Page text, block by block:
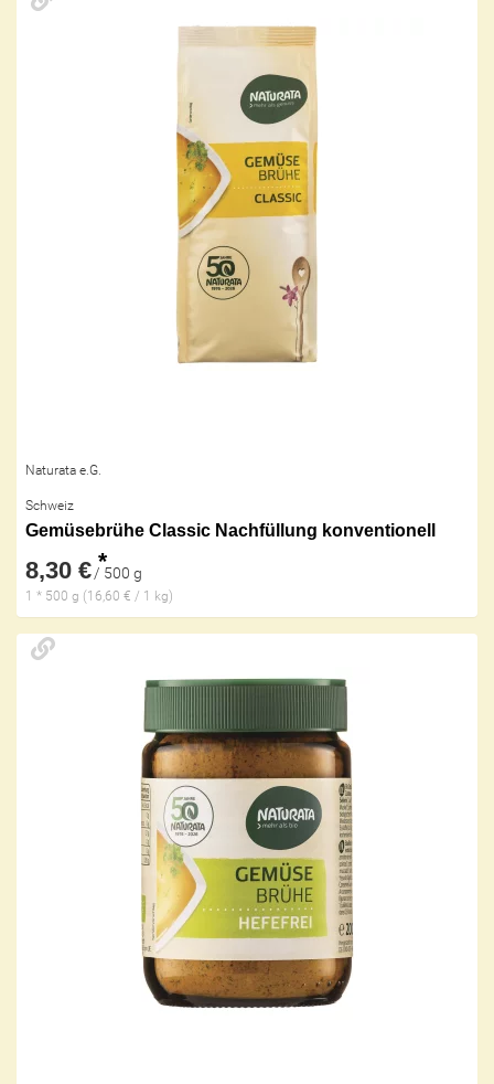
Naturata e.G.
Schweiz
Gemüsebrühe Classic Nachfüllung konventionell
8,30 € *
/ 500 g
1 * 500 g (16,60 € / 1 kg)